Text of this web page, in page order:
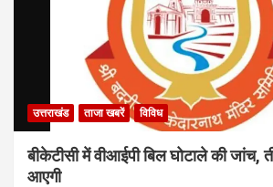
उत्तराखंड ताजा खबरें विविध
बीकेटीसी में वीआईपी बिल घोटाले की जांच,
आएगी